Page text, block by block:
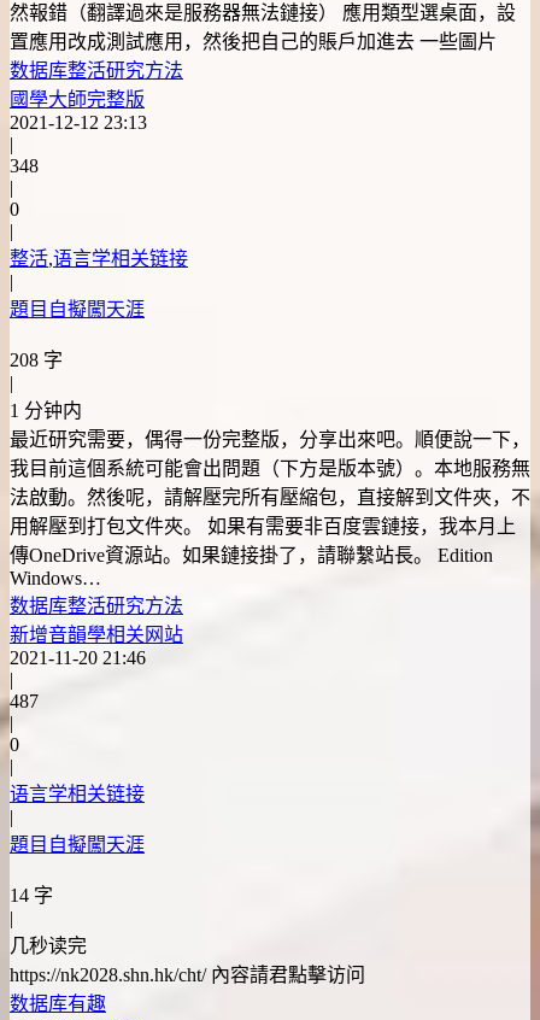
然報錯（翻譯過來是服務器無法鏈接） 應用類型選桌面，設
置應用改成測試應用，然後把自己的賬戶加進去 一些圖片
数据库整活研究方法
國學大師完整版
2021-12-12 23:13
|
348
|
0
|
整活,语言学相关链接
|
題目自擬闖天涯
208 字
|
1 分钟内
最近研究需要，偶得一份完整版，分享出來吧。順便說一下，
我目前這個系統可能會出問題（下方是版本號）。本地服務無
法啟動。然後呢，請解壓完所有壓縮包，直接解到文件夾，不
用解壓到打包文件夾。 如果有需要非百度雲鏈接，我本月上
傳OneDrive資源站。如果鏈接掛了，請聯繫站長。 Edition
Windows…
数据库整活研究方法
新增音韻學相关网站
2021-11-20 21:46
|
487
|
0
|
语言学相关链接
|
題目自擬闖天涯
14 字
|
几秒读完
https://nk2028.shn.hk/cht/ 內容請君點擊访问
数据库有趣